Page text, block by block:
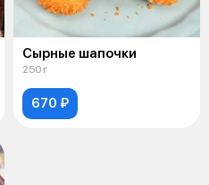
Сырные шапочки
250 г
670 ₽